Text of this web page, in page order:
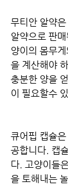
무티안 알약
알약으로 판
양이의 몸무
을 계산해야
충분한 양을
이 필요할수
큐어핍 캡슐
공합니다. 캡
다. 고양이들
을 토해내는